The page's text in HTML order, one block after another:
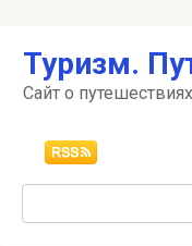
контенту
Туризм.
Сайт о